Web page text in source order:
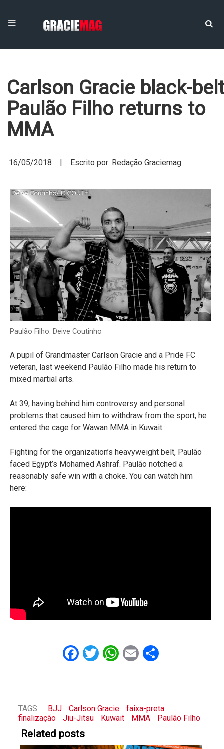
Carlson Gracie black-
Paulão Filho returns to
MMA
16/05/2018 | Escrito por: Redação Graciemag
Paulão Filho. Deive Coutinho
A pupil of Grandmaster Carlson Gracie and a Pride FC
veteran, last weekend Paulão Filho made his return to
mixed martial arts.
At 39, having behind him controversy and personal
problems that caused him to withdraw from the sport, he
entered the cage for Wawan MMA in Kuwait.
Fighting for the organization’s heavyweight belt, Paulão
faced Egypt’s Mohamed Ashraf. Paulão notched a
reasonably safe win with a choke. You can watch him
here:
Facebook
Twitter
WhatsApp
EmailShare
TAGS: BJJ Carlson Gracie
faixa-preta
finalização
Jiu-Jitsu Kuwait MMA Paulão Filho
Related posts